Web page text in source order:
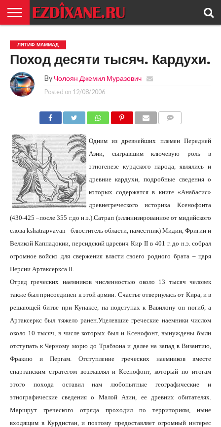
ЕЗИДИЗМ
НОВОСТИ
ИСТОРИЯ
КУЛЬТУРА
КОНТАКТ
ЛЯТИФ МАММАД
Поход десяти тысяч. Кардухи.
By Чолоян Джемил Муразович
Posted on 12/08/2006
Одним из древнейших племен Передней
Азии, сыгравшим ключевую роль в
этногенезе курдского народа, являлись и
древние кардухи, подробные сведения о
которых содержатся в книге «Анабасис»
древнегреческого историка Ксенофонта
(430-425 –после 355 г.до н.э.).Сатрап (эллинизированное от мидийского
слова kshatrapvavan– блюститель области, наместник) Мидии, Фригии и
Великой Каппадокии, персидский царевич Кир II в 401 г. до н.э. собрал
огромное войско для свержения власти своего родного брата – царя
Персии Артаксеркса II.
Отряд греческих наемников численностью около 13 тысяч человек
также был присоединен к этой армии. Счастье отвернулась от Кира, и в
решающей битве при Кунаксе, на подступах к Вавилону он погиб, а
Артаксеркс был тяжело ранен.Уцелевшие греческие наемники числом
около 10 тысяч, в числе которых был и Ксенофонт, вынуждены были
отступать к Черному морю до Трабзона и далее на запад в Византию,
Фракию и Пергам. Отступление греческих наемников вместе
спартанским стратегом возглавлял и Ксенофонт, который по итогам
этого похода оставил нам любопытные географические и
этнографические сведения о Малой Азии, ее древних обитателях.
Маршрут греческого отряда проходил по территориям, ныне
входящим в Курдистан, и поэтому предоставляет огромный интерес